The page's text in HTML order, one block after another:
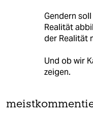
Gendern
Realität
der Realität
Und ob wir
zeigen.